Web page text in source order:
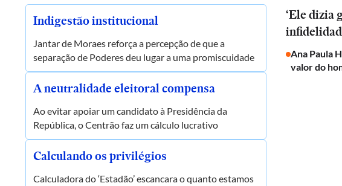
Indigestão institucional
Jantar de Moraes reforça a percepção de que a
separação de Poderes deu lugar a uma promiscuidade
A neutralidade eleitoral compensa
Ao evitar apoiar um candidato à Presidência da
República, o Centrão faz um cálculo lucrativo
Calculando os privilégios
Calculadora do ‘Estadão’ escancara o quanto estamos
‘Ele dizia
Ana Paula
valor do